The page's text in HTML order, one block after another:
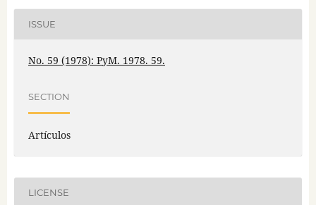
ISSUE
No. 59 (1978): PyM. 1978. 59.
SECTION
Artículos
LICENSE